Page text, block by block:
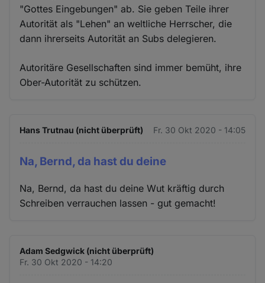
"Gottes Eingebungen" ab. Sie geben Teile ihrer
Autorität als "Lehen" an weltliche Herrscher, die
dann ihrerseits Autorität an Subs delegieren.
Autoritäre Gesellschaften sind immer bemüht, ihre
Ober-Autorität zu schützen.
Hans Trutnau (nicht überprüft) Fr. 30 Okt 2020 - 14:05
Na, Bernd, da hast du deine
Na, Bernd, da hast du deine Wut kräftig durch
Schreiben verrauchen lassen - gut gemacht!
Adam Sedgwick (nicht überprüft)
Fr. 30 Okt 2020 - 14:20